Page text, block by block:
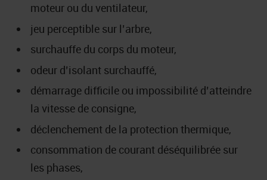
moteur ou du ventilateur,
jeu perceptible sur l’arbre,
surchauffe du corps du moteur,
odeur d’isolant surchauffé,
démarrage difficile ou impossibilité d’atteindre
la vitesse de consigne,
déclenchement de la protection thermique,
consommation de courant déséquilibrée sur
les phases,